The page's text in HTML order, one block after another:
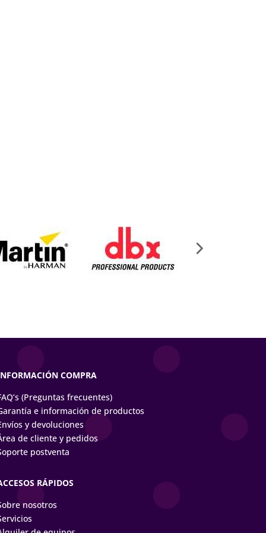
COMPRA
(Preguntas frecuentes)
e información de productos
y devoluciones
de cliente y pedidos
postventa
RÁPIDOS
nosotros